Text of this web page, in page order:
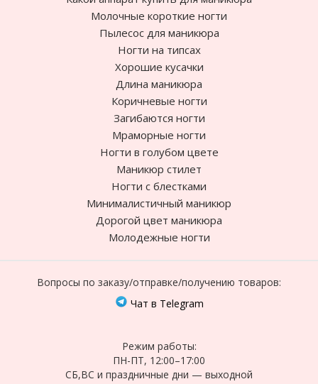
Молочные короткие ногти
Пылесос для маникюра
Ногти на типсах
Хорошие кусачки
Длина маникюра
Коричневые ногти
Загибаются ногти
Мраморные ногти
Ногти в голубом цвете
Маникюр стилет
Ногти с блестками
Минималистичный маникюр
Дорогой цвет маникюра
Молодежные ногти
Вопросы по заказу/отправке/получению товаров:
Чат в Telegram
Режим работы:
ПН-ПТ, 12:00–17:00
СБ,ВС и праздничные дни — выходной